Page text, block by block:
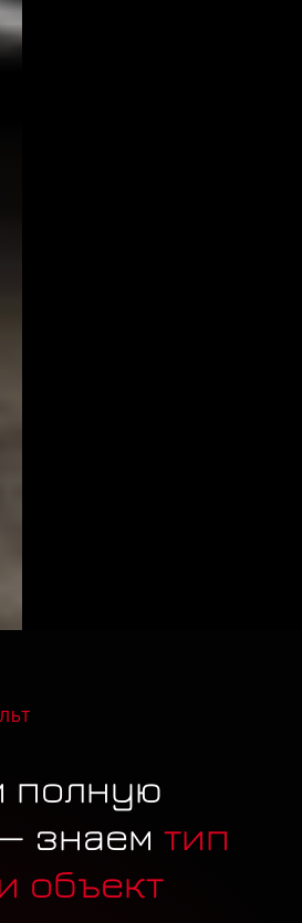
полную
знаем тип
объект